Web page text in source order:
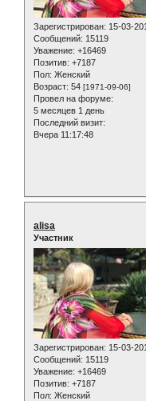
Зарегистрирован: 15-03-
Сообщений: 15119
Уважение: +16469
Позитив: +7187
Пол: Женский
Возраст: 54 [1971-09-06]
Провел на форуме:
5 месяцев 1 день
Последний визит:
Вчера 11:17:48
alisa
Участник
Зарегистрирован: 15-03-
Сообщений: 15119
Уважение: +16469
Позитив: +7187
Пол: Женский